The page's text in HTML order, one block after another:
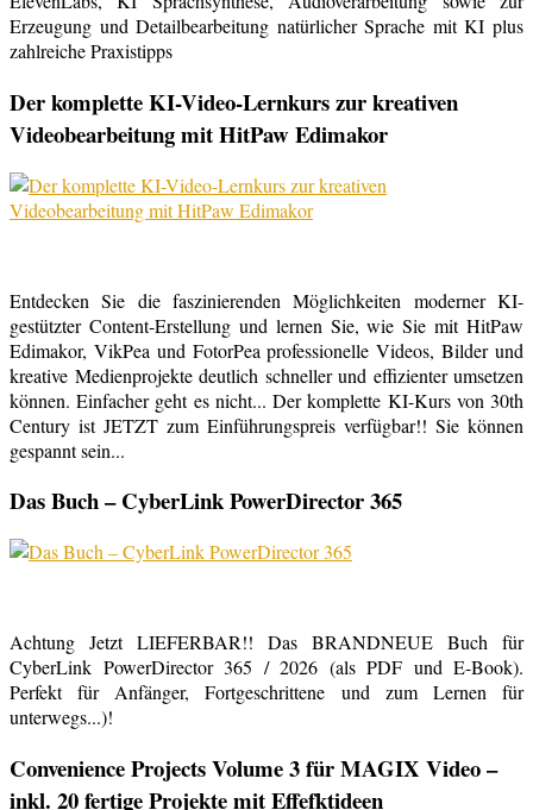
Erzeugung und Detailbearbeitung natürlicher Sprache mit KI plus
zahlreiche Praxistipps
Der komplette KI-Video-Lernkurs zur kreativen
Videobearbeitung mit HitPaw Edimakor
Entdecken Sie die faszinierenden Möglichkeiten moderner KI-
gestützter Content-Erstellung und lernen Sie, wie Sie mit HitPaw
Edimakor, VikPea und FotorPea professionelle Videos, Bilder und
kreative Medienprojekte deutlich schneller und effizienter umsetzen
können. Einfacher geht es nicht... Der komplette KI-Kurs von 30th
Century ist JETZT zum Einführungspreis verfügbar!! Sie können
gespannt sein...
Das Buch – CyberLink PowerDirector 365
Achtung Jetzt LIEFERBAR!! Das BRANDNEUE Buch für
CyberLink PowerDirector 365 / 2026 (als PDF und E-Book).
Perfekt für Anfänger, Fortgeschrittene und zum Lernen für
unterwegs...)!
Convenience Projects Volume 3 für MAGIX Video –
inkl. 20 fertige Projekte mit Effefktideen